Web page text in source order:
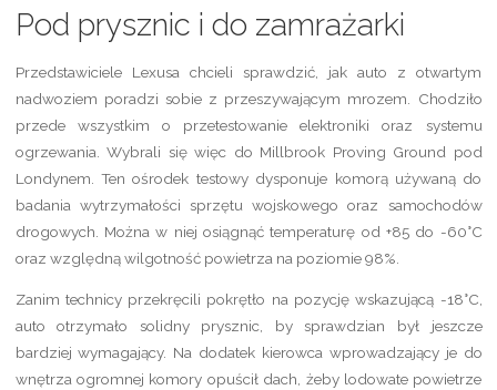
Pod prysznic i do zamrażarki
Przedstawiciele Lexusa chcieli sprawdzić, jak auto z otwartym
nadwoziem poradzi sobie z przeszywającym mrozem. Chodziło
przede wszystkim o przetestowanie elektroniki oraz systemu
ogrzewania. Wybrali się więc do Millbrook Proving Ground pod
Londynem. Ten ośrodek testowy dysponuje komorą używaną do
badania wytrzymałości sprzętu wojskowego oraz samochodów
drogowych. Można w niej osiągnąć temperaturę od +85 do -60°C
oraz względną wilgotność powietrza na poziomie 98%.
Zanim technicy przekręcili pokrętło na pozycję wskazującą -18°C,
auto otrzymało solidny prysznic, by sprawdzian był jeszcze
bardziej wymagający. Na dodatek kierowca wprowadzający je do
wnętrza ogromnej komory opuścił dach, żeby lodowate powietrze